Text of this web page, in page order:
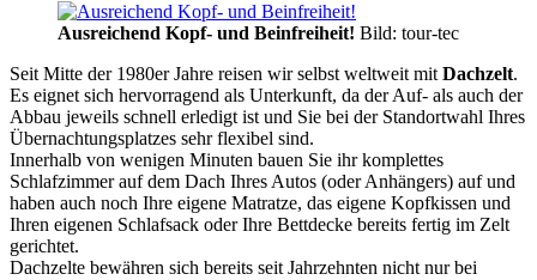
Ausreichend Kopf- und Beinfreiheit! Bild: tour-tec
Seit Mitte der 1980er Jahre reisen wir selbst weltweit mit Dachzelt.
Es eignet sich hervorragend als Unterkunft, da der Auf- als auch der
Abbau jeweils schnell erledigt ist und Sie bei der Standortwahl Ihres
Übernachtungsplatzes sehr flexibel sind.
Innerhalb von wenigen Minuten bauen Sie ihr komplettes
Schlafzimmer auf dem Dach Ihres Autos (oder Anhängers) auf und
haben auch noch Ihre eigene Matratze, das eigene Kopfkissen und
Ihren eigenen Schlafsack oder Ihre Bettdecke bereits fertig im Zelt
gerichtet.
Dachzelte bewähren sich bereits seit Jahrzehnten nicht nur bei